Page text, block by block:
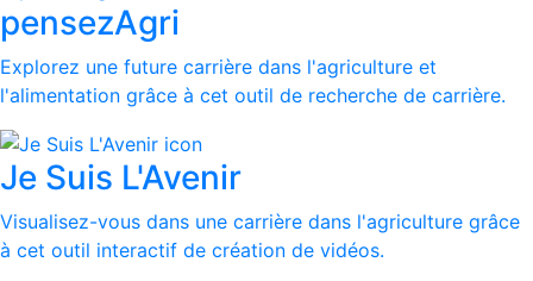
pensezAgri
Explorez une future carrière dans l'agriculture et
l'alimentation grâce à cet outil de recherche de carrière.
Je Suis L'Avenir
Visualisez-vous dans une carrière dans l'agriculture grâce
à cet outil interactif de création de vidéos.